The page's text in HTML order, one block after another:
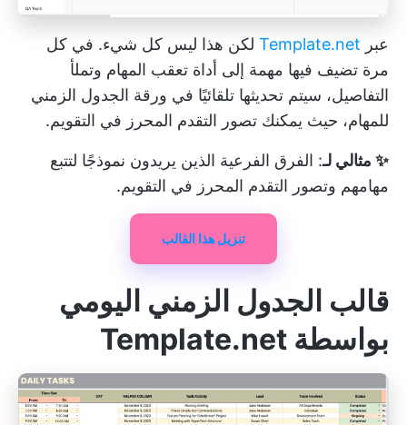
عبر Template.net لكن هذا ليس كل شيء. في كل
مرة تضيف فيها مهمة إلى أداة تعقب المهام وتملأ
التفاصيل، سيتم تحديثها تلقائيًا في ورقة الجدول الزمني
للمهام، حيث يمكنك تصور التقدم المحرز في التقويم.
✨ مثالي لـ: الفرق الفرعية الذين يريدون نموذجًا لتتبع
مهامهم وتصور التقدم المحرز في التقويم.
تنزيل هذا القالب
قالب الجدول الزمني اليومي
بواسطة Template.net